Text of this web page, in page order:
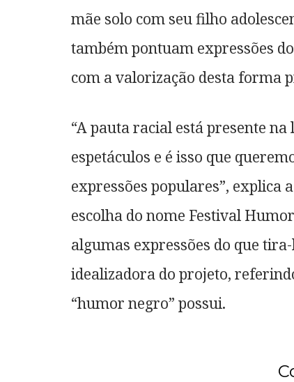
mãe solo com seu filho
também pontuam expressões
com a valorização desta forma
“A pauta racial está presente
espetáculos e é isso que
expressões populares”, explica
escolha do nome Festival
algumas expressões do que
idealizadora do projeto,
“humor negro” possui.